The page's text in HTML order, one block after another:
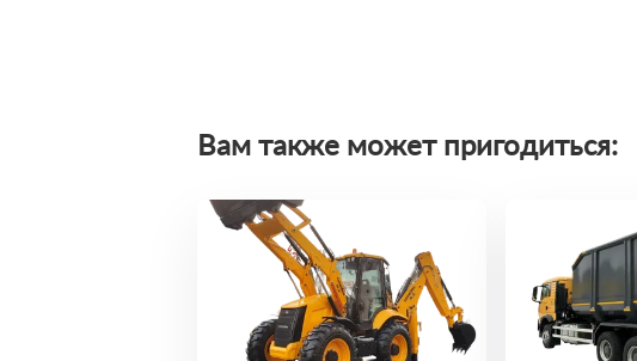
Вам также может пригодиться: